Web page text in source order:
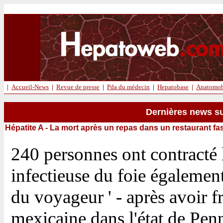
| Accueil-News | Revue de presse | Pda du médecin | Hepatobase |
Dernières news
Hépatite A - La mort après un repas dans un restaurant
240 personnes ont
infectieuse du foie
du voyageur ' - après avoir
mexicaine dans l'état de